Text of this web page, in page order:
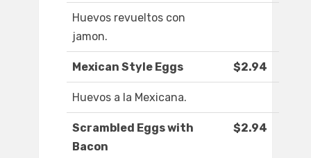
Huevos revueltos con
jamon.
Mexican Style Eggs $2.94
Huevos a la Mexicana.
Scrambled Eggs with
Bacon
$2.94